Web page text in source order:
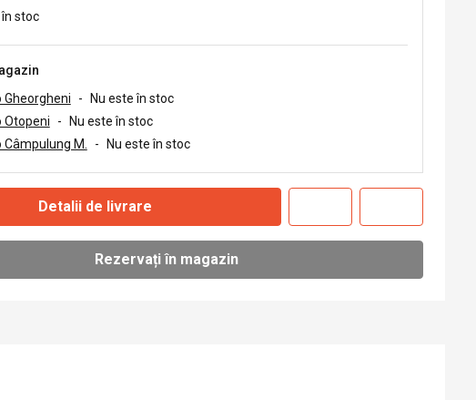
stoc
Gheorgheni
- Nu este în stoc
Otopeni
- Nu este în stoc
M.
- Nu este în stoc
Detalii de livrare
Rezervați în magazin